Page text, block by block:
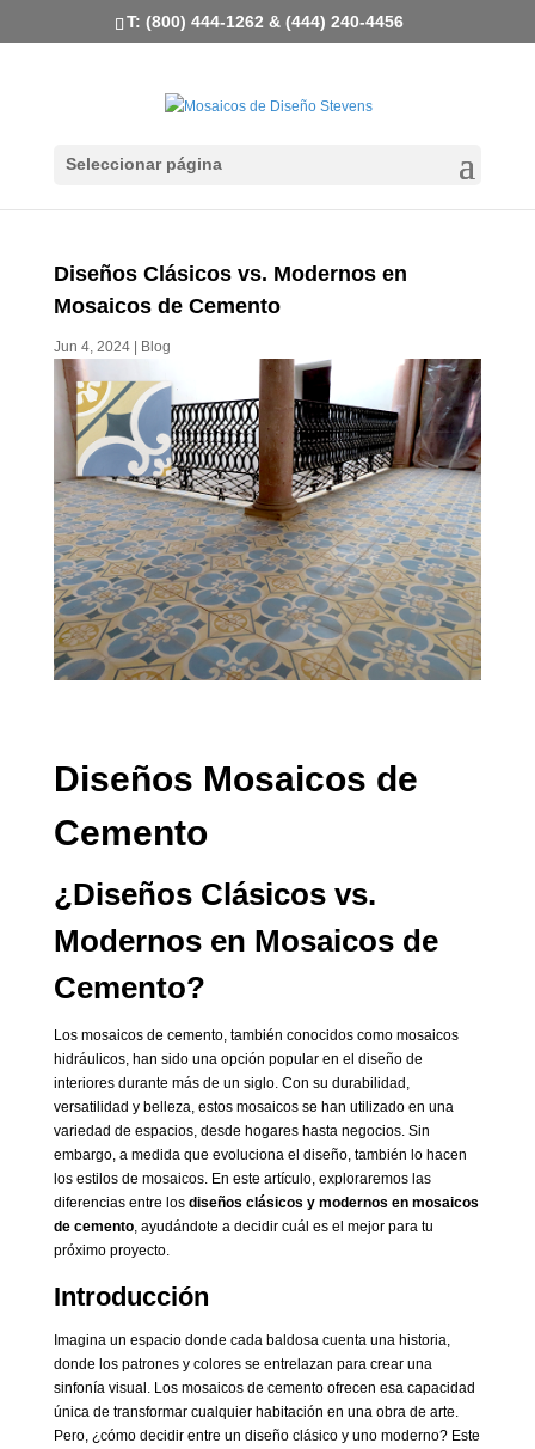
T: (800) 444-1262 & (444) 240-4456
Seleccionar página
Diseños Clásicos vs. Modernos en
Mosaicos de Cemento
Jun 4, 2024| Blog
Diseños Mosaicos de
Cemento
¿Diseños Clásicos vs.
Modernos en Mosaicos de
Cemento?
Los mosaicos de cemento, también conocidos como mosaicos
hidráulicos, han sido una opción popular en el diseño de
interiores durante más de un siglo. Con su durabilidad,
versatilidad y belleza, estos mosaicos se han utilizado en una
variedad de espacios, desde hogares hasta negocios. Sin
embargo, a medida que evoluciona el diseño, también lo hacen
los estilos de mosaicos. En este artículo, exploraremos las
diferencias entre los diseños clásicos y modernos en mosaicos
de cemento, ayudándote a decidir cuál es el mejor para tu
próximo proyecto.
Introducción
Imagina un espacio donde cada baldosa cuenta una historia,
donde los patrones y colores se entrelazan para crear una
sinfonía visual. Los mosaicos de cemento ofrecen esa capacidad
única de transformar cualquier habitación en una obra de arte.
Pero, ¿cómo decidir entre un diseño clásico y uno moderno? Este